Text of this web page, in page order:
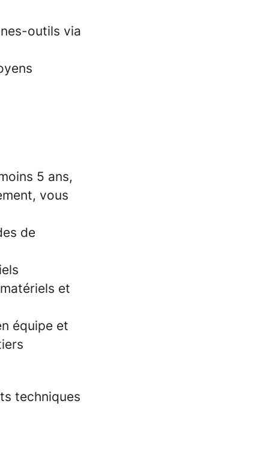
outils via
5 ans,
vous
de
et
équipe et
techniques